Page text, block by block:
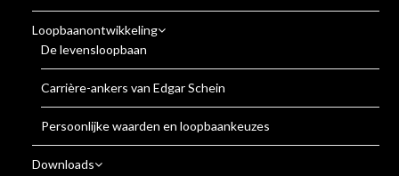
Loopbaanontwikkeling
De levensloopbaan
Carrière-ankers van Edgar Schein
Persoonlijke waarden en loopbaankeuzes
Downloads